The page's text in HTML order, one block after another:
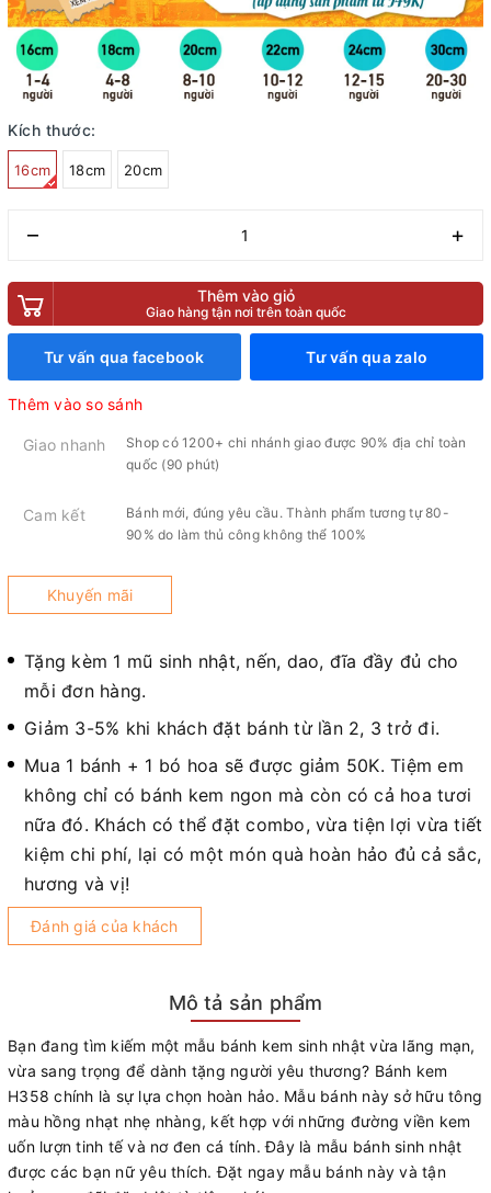
Kích thước:
16cm 18cm 20cm
– +
Thêm vào giỏ
Giao hàng tận nơi trên toàn quốc
Tư vấn qua facebook Tư vấn qua zalo
Thêm vào so sánh
Giao nhanh
Shop có 1200+ chi nhánh giao được 90% địa chỉ toàn
quốc (90 phút)
Cam kết
Bánh mới, đúng yêu cầu. Thành phẩm tương tự 80-
90% do làm thủ công không thể 100%
Khuyến mãi
Tặng kèm 1 mũ sinh nhật, nến, dao, đĩa đầy đủ cho
mỗi đơn hàng.
Giảm 3-5% khi khách đặt bánh từ lần 2, 3 trở đi.
Mua 1 bánh + 1 bó hoa sẽ được giảm 50K. Tiệm em
không chỉ có bánh kem ngon mà còn có cả hoa tươi
nữa đó. Khách có thể đặt combo, vừa tiện lợi vừa tiết
kiệm chi phí, lại có một món quà hoàn hảo đủ cả sắc,
hương và vị!
Đánh giá của khách
Mô tả sản phẩm
Bạn đang tìm kiếm một mẫu bánh kem sinh nhật vừa lãng mạn,
vừa sang trọng để dành tặng người yêu thương? Bánh kem
H358 chính là sự lựa chọn hoàn hảo. Mẫu bánh này sở hữu tông
màu hồng nhạt nhẹ nhàng, kết hợp với những đường viền kem
uốn lượn tinh tế và nơ đen cá tính. Đây là mẫu bánh sinh nhật
được các bạn nữ yêu thích. Đặt ngay mẫu bánh này và tận